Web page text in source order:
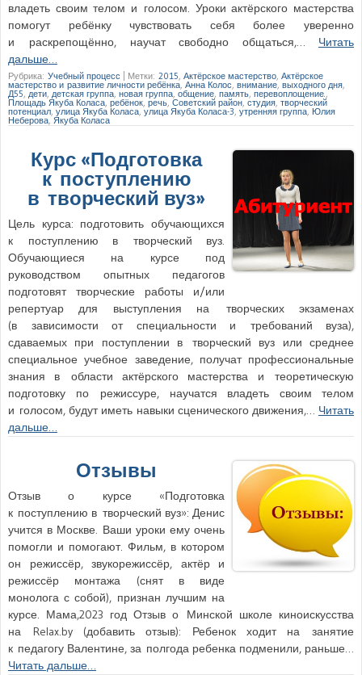
владеть своим телом и голосом. Уроки актёрского мастерства
помогут ребёнку чувствовать себя более уверенно
и раскрепощённо, научат свободно общаться,… Читать
дальше…
Рубрика: Учебный процесс Метки: 2015, Актёрское мастерство, Актёрское
мастерство и развитие личности ребёнка, Анна Колос, внимание, выходного дня,
Д55, дети, детская группа, новая группа, общение, память, перевоплощение.,
Площадь Якуба Коласа, ребёнок, речь, Советский район, студия, творческий
потенциал, улица Якуба Коласа, улица Якуба Коласа-3, утренняя группа, Юлия
Неберова, Якуба Коласа
Курс «Подготовка
к поступлению
в творческий вуз»
Цель курса: подготовить обучающихся
к поступлению в творческий вуз.
Обучающиеся на курсе под
руководством опытных педагогов
подготовят творческие работы и/или
репертуар для выступления на творческих экзаменах
(в зависимости от специальности и требований вуза),
сдаваемых при поступлении в творческий вуз или среднее
специальное учебное заведение, получат профессиональные
знания в области актёрского мастерства и теоретическую
подготовку по режиссуре, научатся владеть своим телом
и голосом, будут иметь навыки сценического движения,… Читать
дальше…
Отзывы
Отзыв о курсе «Подготовка
к поступлению в творческий вуз»: Денис
учится в Москве. Ваши уроки ему очень
помогли и помогают. Фильм, в котором
он режиссёр, звукорежиссёр, актёр и
режиссёр монтажа (снят в виде
монолога с собой), признан лучшим на
курсе. Мама,2023 год Отзыв о Минской школе киноискусства
на Relax.by (добавить отзыв): Ребенок ходит на занятие
к педагогу Валентине, за полгода ребенка подменили, раньше…
Читать дальше…